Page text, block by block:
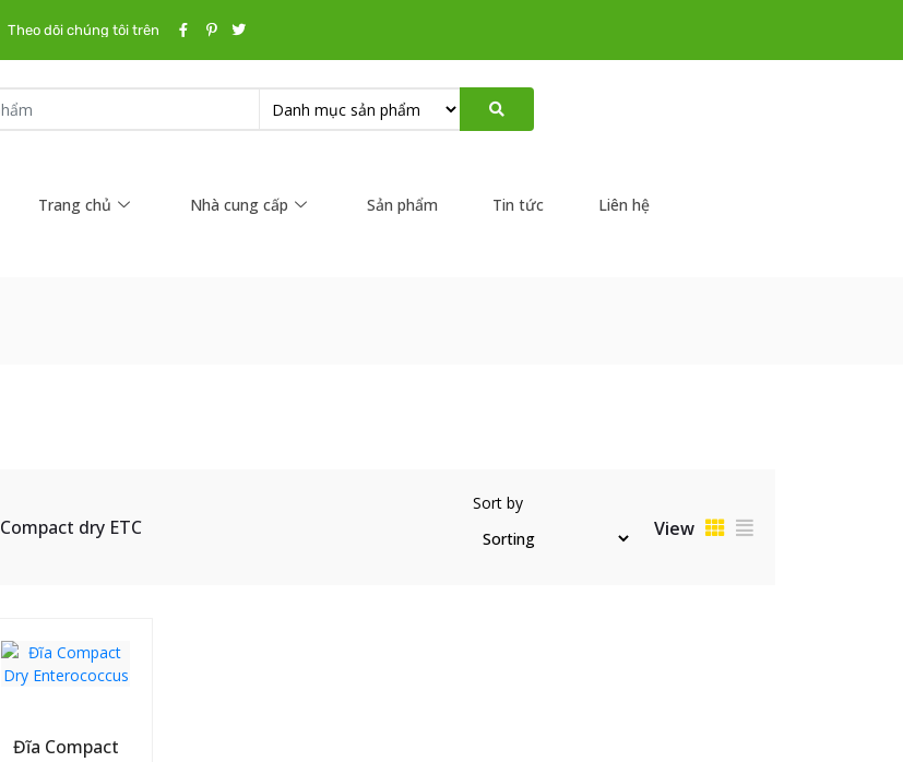
Theo dõi chúng tôi trên
Trang chủ Nhà cung cấp Sản phẩm Tin tức Liên hệ
Compact dry ETC
Sort by
View
Đĩa Compact